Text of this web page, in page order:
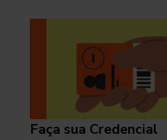
Faça sua Credencial